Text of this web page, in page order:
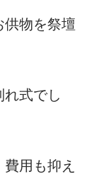
供物を祭壇
式でし
用も抑え